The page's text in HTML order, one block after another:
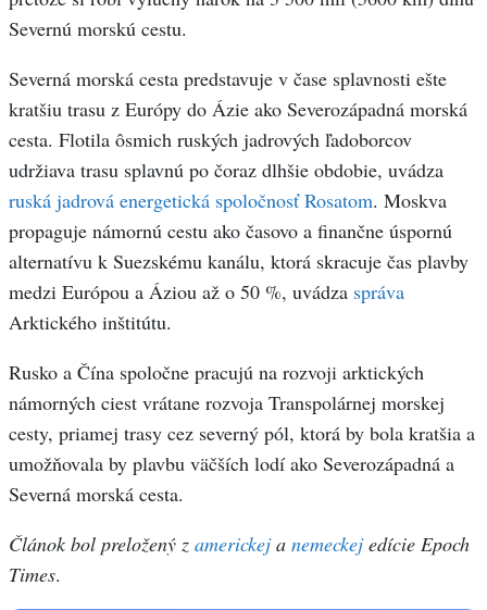
Severnú morskú cestu.
Severná morská cesta predstavuje v čase splavnosti ešte
kratšiu trasu z Európy do Ázie ako Severozápadná morská
cesta. Flotila ôsmich ruských jadrových ľadoborcov
udržiava trasu splavnú po čoraz dlhšie obdobie, uvádza
ruská jadrová energetická spoločnosť Rosatom. Moskva
propaguje námornú cestu ako časovo a finančne úspornú
alternatívu k Suezskému kanálu, ktorá skracuje čas plavby
medzi Európou a Áziou až o 50 %, uvádza správa
Arktického inštitútu.
Rusko a Čína spoločne pracujú na rozvoji arktických
námorných ciest vrátane rozvoja Transpolárnej morskej
cesty, priamej trasy cez severný pól, ktorá by bola kratšia a
umožňovala by plavbu väčších lodí ako Severozápadná a
Severná morská cesta.
Článok bol preložený z americkeja nemeckejedície Epoch
Times.